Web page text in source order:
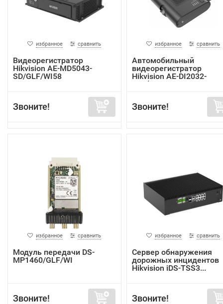
избранное сравнить
Видеорегистратор
Hikvision AE-MD5043-
SD/GLF/WI58
Звоните!
избранное сравнить
Автомобильный
видеорегистратор
Hikvision AE-DI2032-
G40(In...
Звоните!
избранное сравнить
Модуль передачи DS-
MP1460/GLF/WI
Звоните!
избранное сравнить
Сервер обнаружения
дорожных инцидентов
Hikvision iDS-TSS3...
Звоните!